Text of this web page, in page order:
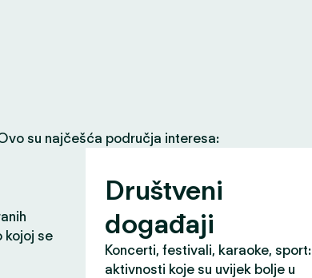
su najčešća područja interesa:
kojoj se
Društveni
događaji
Koncerti, festivali, karaoke, sport:
aktivnosti koje su uvijek bolje u